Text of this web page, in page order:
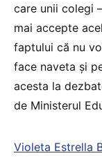
care unii colegi
mai accepte
faptului că nu
face naveta și
acesta la
de Ministerul
Violeta Estrella